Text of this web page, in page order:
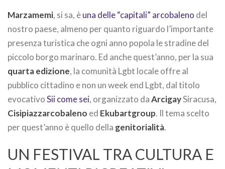
Marzamemi, si sa, èuna delle “capitali” arcobaleno del
nostro paese, almeno per quanto riguardo l’importante
presenza turistica che ogni anno popola le stradine del
piccolo borgo marinaro. Ed anche quest’anno, per la sua
quarta edizione, la comunità Lgbt locale offre al
pubblico cittadino e non un week end Lgbt, dal titolo
evocativoSii come sei, organizzato daArcigaySiracusa,
Cisipiazzarcobaleno ed Ekubartgroup. Il tema scelto
per quest’anno è quello della genitorialità.
UN FESTIVAL TRA CULTURA E